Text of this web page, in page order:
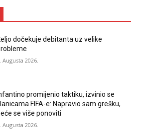
dočekuje debitanta uz velike
Augusta 2026.
promijenio taktiku, izvinio se
FIFA-e: Napravio sam grešku,
se više ponoviti
Augusta 2026.